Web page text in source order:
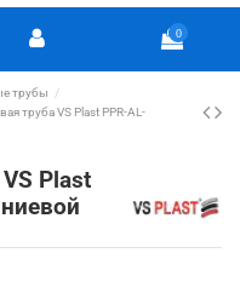
0
трубы
труба VS Plast PPR-AL-
Plast